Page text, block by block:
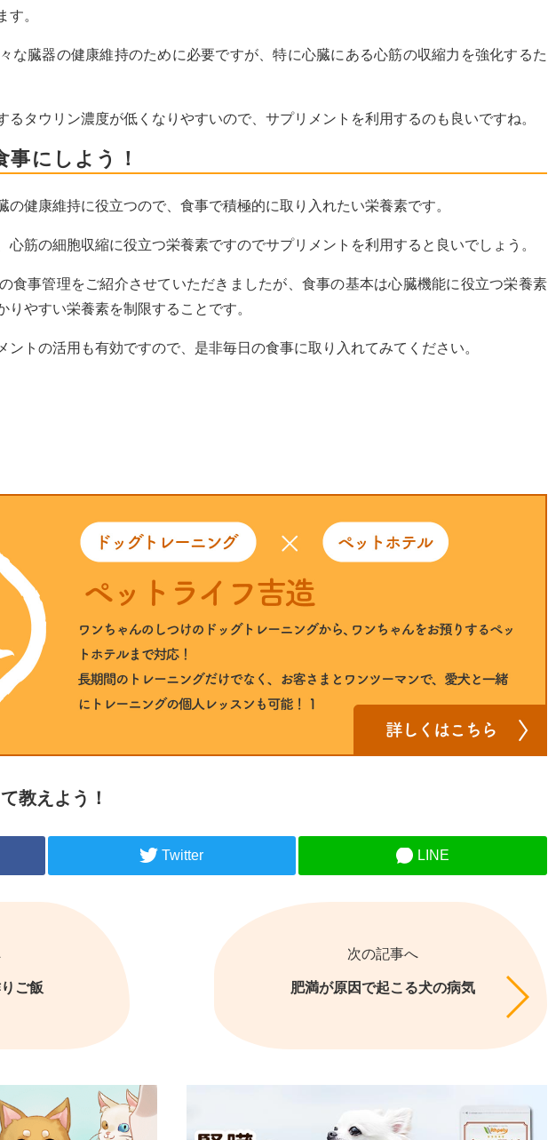
す。
な臓器の健康維持のために必要ですが、特に心臓にある心筋の収縮力を強化するた
るタウリン濃度が低くなりやすいので、サプリメントを利用するのも良いですね。
にしよう！
の健康維持に役立つので、食事で積極的に取り入れたい栄養素です。
心筋の細胞収縮に役立つ栄養素ですのでサプリメントを利用すると良いでしょう。
食事管理をご紹介させていただきましたが、食事の基本は心臓機能に役立つ栄養素
やすい栄養素を制限することです。
ントの活用も有効ですので、是非毎日の食事に取り入れてみてください。
教えよう！
Twitter LINE
ご飯
次の記事へ
肥満が原因で起こる犬の病気